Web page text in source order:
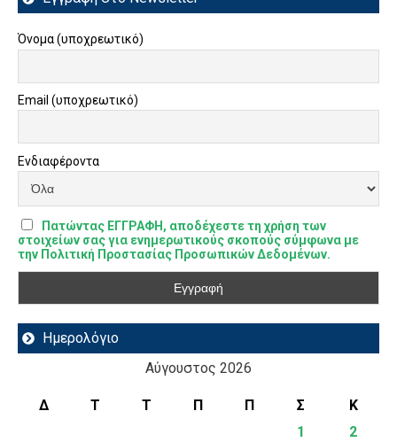
Όνομα (υποχρεωτικό)
Email (υποχρεωτικό)
Ενδιαφέροντα
Πατώντας ΕΓΓΡΑΦΗ, αποδέχεστε τη χρήση των
στοιχείων σας για ενημερωτικούς σκοπούς σύμφωνα με
την Πολιτική Προστασίας Προσωπικών Δεδομένων.
Ημερολόγιο
Αύγουστος 2026
Δ Τ Τ Π Π Σ
Κ
1
2